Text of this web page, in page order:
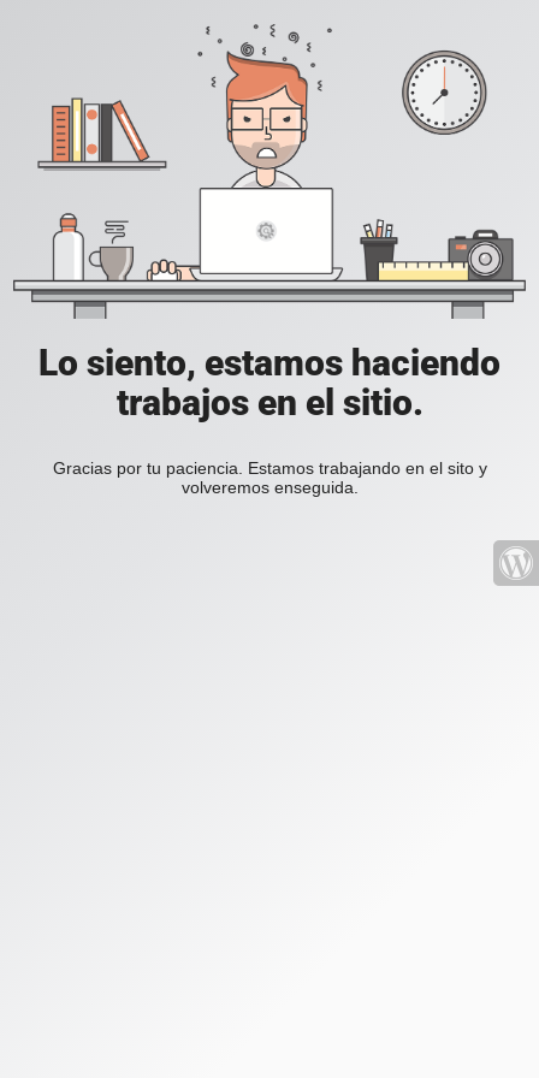
Lo siento, estamos haciendo
trabajos en el sitio.
Gracias por tu paciencia. Estamos trabajando en el sito y
volveremos enseguida.